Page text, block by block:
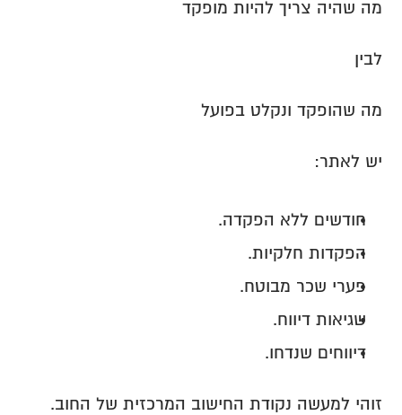
מה שהיה צריך להיות מופקד
לבין
מה שהופקד ונקלט בפועל
יש לאתר:
חודשים ללא הפקדה.
הפקדות חלקיות.
פערי שכר מבוטח.
שגיאות דיווח.
דיווחים שנדחו.
זוהי למעשה נקודת החישוב המרכזית של החוב.